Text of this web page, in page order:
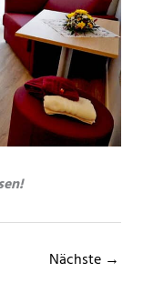
Nächste →